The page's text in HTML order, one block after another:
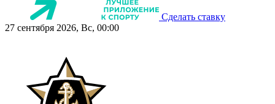
Сделать ставку
27 сентября 2026, Вс, 00:00